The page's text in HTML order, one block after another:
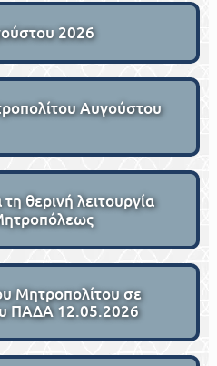
2026
Αυγούστου
θερινή λειτουργία
Μητροπολίτου σε
ΠΑΔΑ 12.05.2026